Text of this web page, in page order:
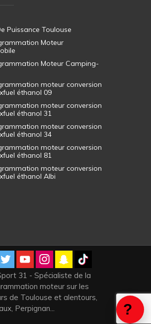
Puissance Toulouse
Moteur
Moteur Camping-
moteur conversion
éthanol 09
moteur conversion
éthanol 31
moteur conversion
éthanol 34
moteur conversion
éthanol 81
moteur conversion
éthanol Albi
31 - Spécialiste de la
moteur sur les
de Toulouse et alentours,
Perpignan...